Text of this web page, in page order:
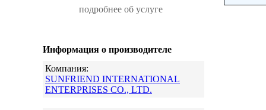
подробнее об услуге
Информация о производителе
Компания:
SUNFRIEND INTERNATIONAL
ENTERPRISES CO., LTD.